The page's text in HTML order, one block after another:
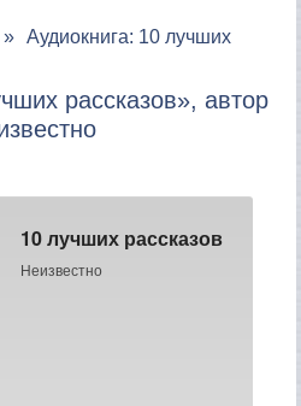
Аудиокнига: 10 лучших
рассказов», автор
10 лучших рассказов
Неизвестно